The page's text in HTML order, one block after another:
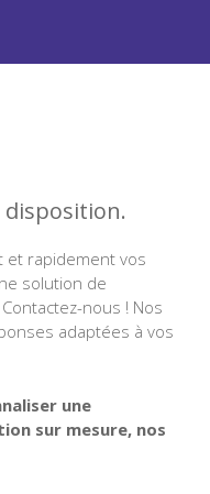
et rapidement vos
solution de
nous ! Nos
adaptées à vos
une
sur mesure, nos